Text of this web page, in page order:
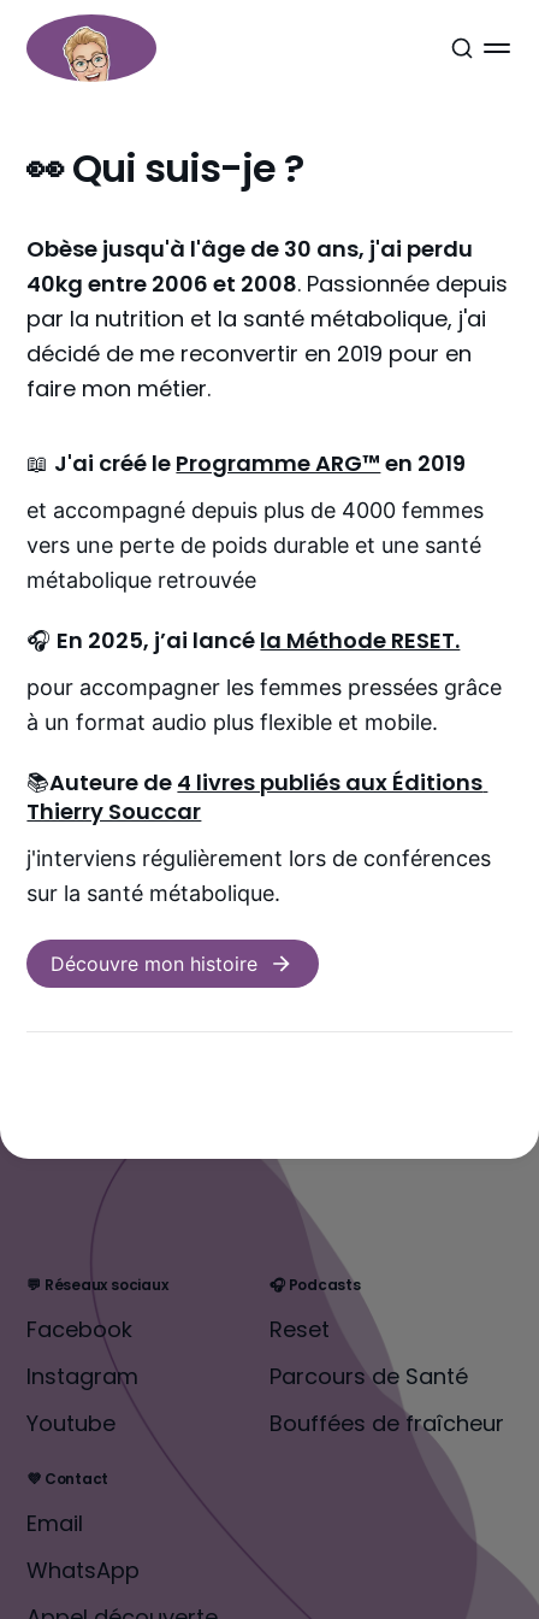
👀 Qui suis-je ?
Obèse jusqu'à l'âge de 30 ans, j'ai perdu
40kg entre 2006 et 2008. Passionnée depuis
par la nutrition et la santé métabolique, j'ai
décidé de me reconvertir en 2019 pour en
faire mon métier.
📖 J'ai créé le Programme ARG™ en 2019
et accompagné depuis plus de 4000 femmes
vers une perte de poids durable et une santé
métabolique retrouvée
🎧 En 2025, j’ai lancé la Méthode RESET.
pour accompagner les femmes pressées grâce
à un format audio plus flexible et mobile.
📚Auteure de 4 livres publiés aux Éditions
Thierry Souccar
j'interviens régulièrement lors de conférences
sur la santé métabolique.
Découvre mon histoire
💬 Réseaux sociaux
Facebook
Instagram
Youtube
🎧 Podcasts
Reset
Parcours de Santé
Bouffées de fraîcheur
💜 Contact
Email
WhatsApp